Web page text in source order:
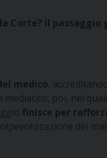
Corte? Il passaggio
medico ,
poi, nel
finisce per
dei